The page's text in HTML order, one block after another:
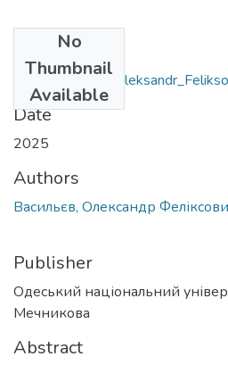
No
Thumbnail
Available
Date
2025
Authors
Васильєв, Олександр
Publisher
Одеський національний
Мечникова
Abstract